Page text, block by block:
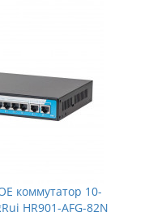
коммутатор 10-
HR901-AFG-82N